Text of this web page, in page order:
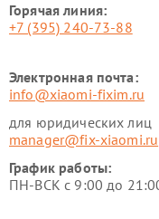
Горячая линия:
+7 (395) 240-73-88
Электронная почта:
info@xiaomi-fixim.ru
для юридических лиц
manager@fix-xiaomi.ru
График работы:
ПН-ВСК с 9:00 до